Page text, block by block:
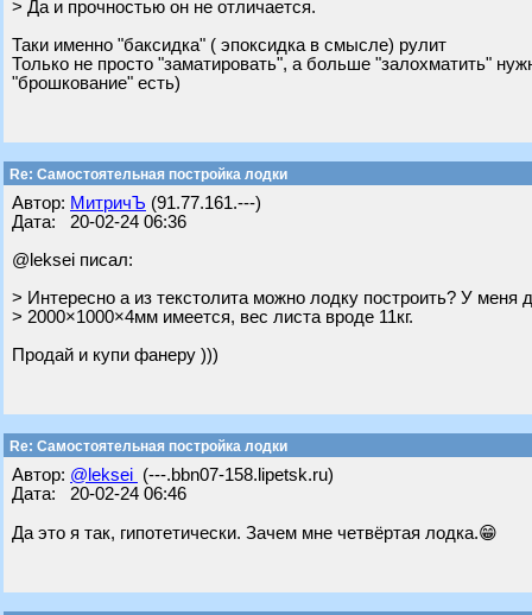
> Да и прочностью он не отличается.
Таки именно "баксидка" ( эпоксидка в смысле) рулит
Только не просто "заматировать", а больше "залохматить"
"брошкование" есть)
Re: Самостоятельная постройка лодки
Автор: МитричЪ (91.77.161.---)
Дата: 20-02-24 06:36
@leksei писал:
> Интересно а из текстолита можно лодку построить? У меня
> 2000×1000×4мм имеется, вес листа вроде 11кг.
Продай и купи фанеру )))
Re: Самостоятельная постройка лодки
Автор: @leksei (---.bbn07-158.lipetsk.ru)
Дата: 20-02-24 06:46
Да это я так, гипотетически. Зачем мне четвёртая лодка.😁